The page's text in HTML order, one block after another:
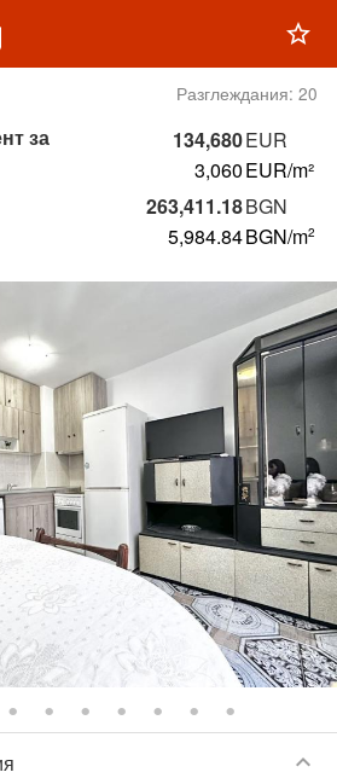
star_outline
Разглеждания: 20
134,680EUR
3,060EUR/m²
263,411.18BGN
5,984.84BGN/m2
за
keyboard_arrow_down